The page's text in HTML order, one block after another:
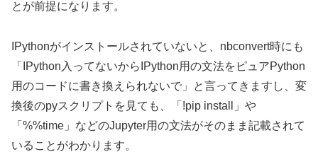
とが前提になります。
IPythonがインストールされていないと、nbconvert時にも
「IPython入ってないからIPython用の文法をピュアPython
用のコードに書き換えられないで」と言ってきますし、変
換後のpyスクリプトを見ても、「!pip install」や
「%%time」などのJupyter用の文法がそのまま記載されて
いることがわかります。